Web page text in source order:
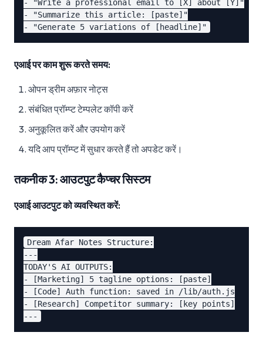
- "Write a professional email to [X] about [Y]"
- "Summarize this article: [paste]"
एआई पर काम शुरू करते समय:
ओपन ड्रीम अफ़ार नोट्स
संबंधित प्रॉम्प्ट टेम्पलेट कॉपी करें
अनुकूलित करें और उपयोग करें
यदि आप प्रॉम्प्ट में सुधार करते हैं तो अपडेट करें।
तकनीक 3: आउटपुट कैप्चर सिस्टम
एआई आउटपुट को व्यवस्थित करें:
Dream Afar Notes Structure:
---
TODAY'S AI OUTPUTS:
- [Marketing] 5 tagline options: [paste]
- [Code] Auth function: saved in /lib/auth.js
- [Research] Competitor summary: [key points]